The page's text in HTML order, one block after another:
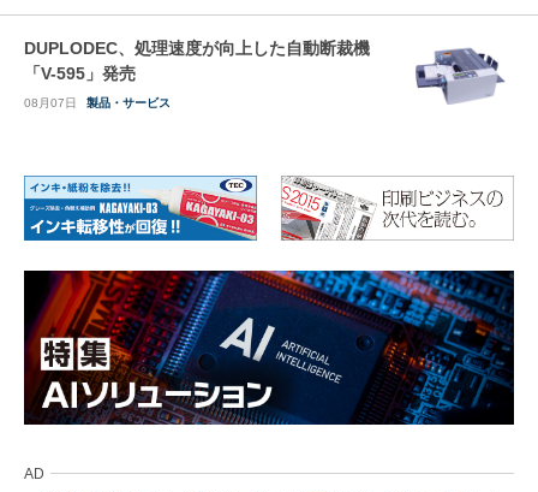
DUPLODEC、処理速度が向上した自動断裁機
「V-595」発売
08月07日 製品・サービス
AD